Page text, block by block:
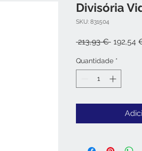
Divisória
SKU: 831504
213,93 € Preço
192,54
Quantidade *